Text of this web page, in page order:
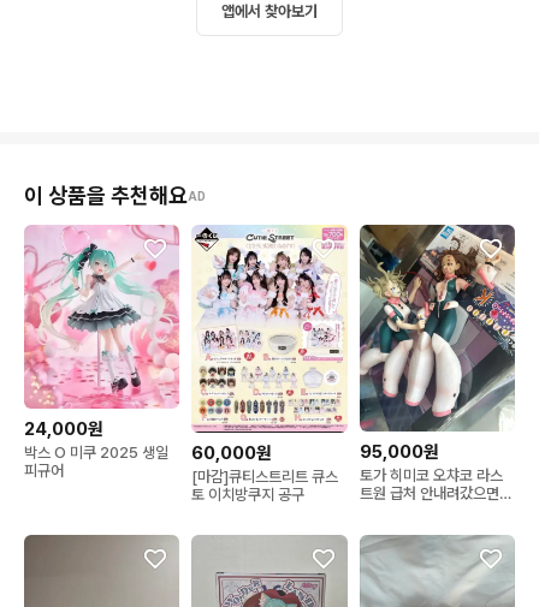
앱에서 찾아보기
이 상품을 추천해요AD
24,000원
박스 O 미쿠 2025 생일
피규어
60,000원
[마감]큐티스트리트 큐스
토 이치방쿠지 공구
95,000원
토가 히미코 오챠코 라스
트원 급처 안내려갔으면